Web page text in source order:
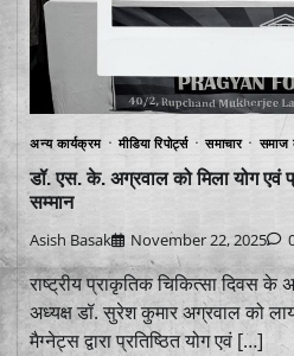
अन्य कार्यक्रम मीडिया रिपोर्ट्स समाचार समाज
डॉ. एस. के. अग्रवाल को मिला योग एवं
सम्मान
Asish Basak November 22, 2025
राष्ट्रीय प्राकृतिक चिकित्सा दिवस
अध्यक्ष डॉ. सुरेश कुमार अग्रवाल को
मैग्नेट्स द्वारा प्रतिष्ठित योग एवं […]